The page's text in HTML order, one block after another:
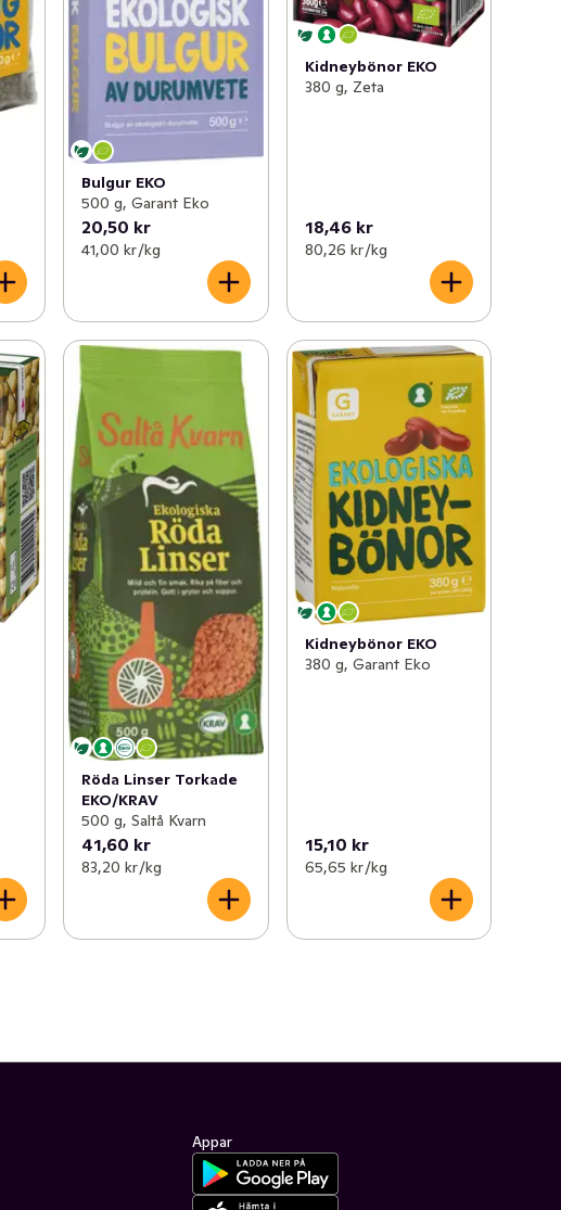
Bulgur EKO
500 g, Garant Eko
20,50 kr
41,00 kr /kg
Kidneybönor EKO
380 g, Zeta
18,46 kr
80,26 kr /kg
Röda Linser Torkade
EKO/KRAV
500 g, Saltå Kvarn
41,60 kr
83,20 kr /kg
Kidneybönor EKO
380 g, Garant Eko
15,10 kr
65,65 kr /kg
Appar